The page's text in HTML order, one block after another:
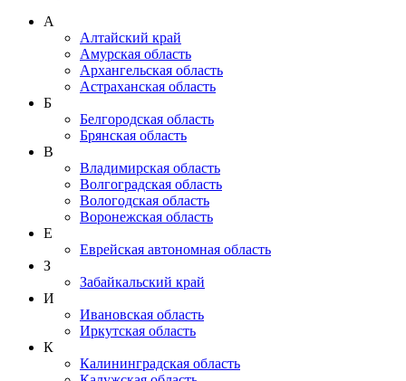
А
Алтайский край
Амурская область
Архангельская область
Астраханская область
Б
Белгородская область
Брянская область
В
Владимирская область
Волгоградская область
Вологодская область
Воронежская область
Е
Еврейская автономная область
З
Забайкальский край
И
Ивановская область
Иркутская область
К
Калининградская область